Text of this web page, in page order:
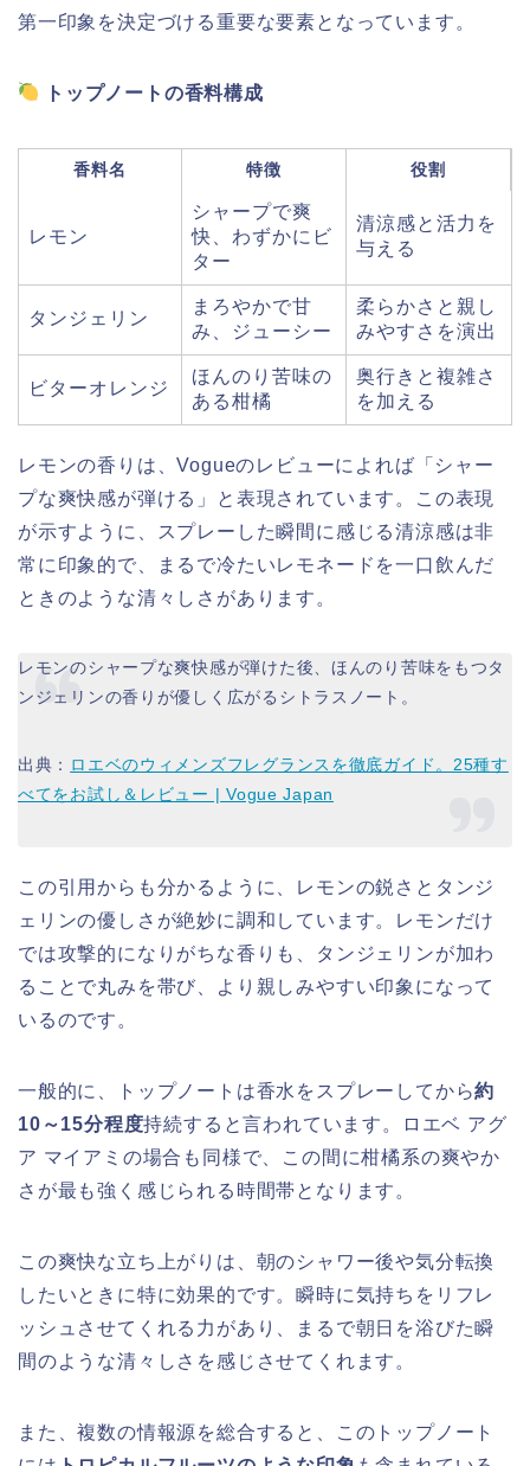
第一印象を決定づける重要な要素となっています。
トップノートの香料構成
香料名 特徴 役割
レモン
シャープで爽
快、わずかにビ
ター
清涼感と活力を
与える
タンジェリン
まろやかで甘
み、ジューシー
柔らかさと親し
みやすさを演出
ビターオレンジ
ほんのり苦味の
ある柑橘
奥行きと複雑さ
を加える
レモンの香りは、Vogueのレビューによれば「シャー
プな爽快感が弾ける」と表現されています。この表現
が示すように、スプレーした瞬間に感じる清涼感は非
常に印象的で、まるで冷たいレモネードを一口飲んだ
ときのような清々しさがあります。
レモンのシャープな爽快感が弾けた後、ほんのり苦味をもつタ
ンジェリンの香りが優しく広がるシトラスノート。
出典： ロエベのウィメンズフレグランスを徹底ガイド。25種す
べてをお試し＆レビュー | Vogue Japan
この引用からも分かるように、レモンの鋭さとタンジ
ェリンの優しさが絶妙に調和しています。レモンだけ
では攻撃的になりがちな香りも、タンジェリンが加わ
ることで丸みを帯び、より親しみやすい印象になって
いるのです。
一般的に、トップノートは香水をスプレーしてから約
10～15分程度持続すると言われています。ロエベ アグ
ア マイアミの場合も同様で、この間に柑橘系の爽やか
さが最も強く感じられる時間帯となります。
この爽快な立ち上がりは、朝のシャワー後や気分転換
したいときに特に効果的です。瞬時に気持ちをリフレ
ッシュさせてくれる力があり、まるで朝日を浴びた瞬
間のような清々しさを感じさせてくれます。
また、複数の情報源を総合すると、このトップノート